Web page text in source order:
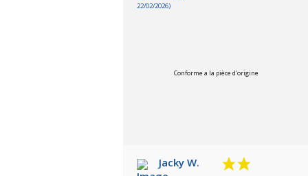
22/02/2026)
Conforme a la pièce d'origine
Jacky W.